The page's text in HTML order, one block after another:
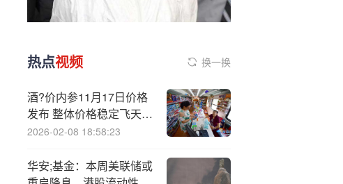
热点视频 换一换
酒?价内参11月17日价格
发布 整体价格稳定飞天微
跌1元
2026-02-08 18:58:23
华安;基金：本周美联储或